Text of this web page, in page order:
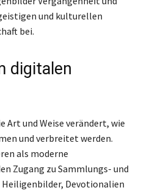
und kulturellen
bei.
digitalen
und Weise verändert, wie
und verbreitet werden.
als moderne
Zugang zu Sammlungs- und
Devotionalien